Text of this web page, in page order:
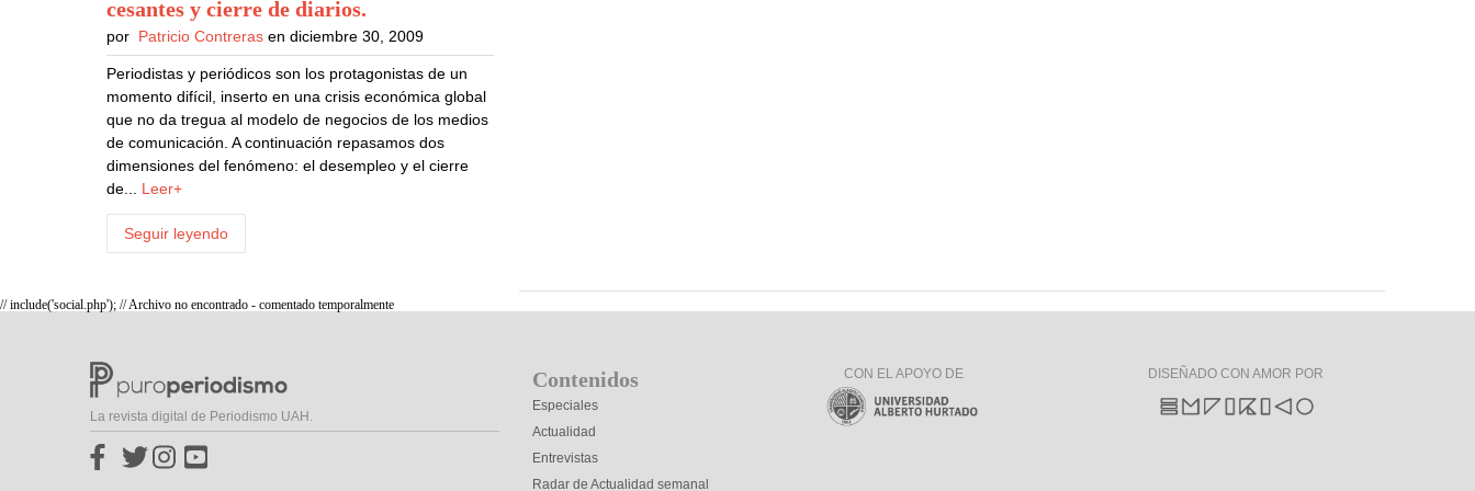
cesantes y cierre de diarios.
por Patricio Contreras en diciembre 30, 2009
Periodistas y periódicos son los protagonistas de un
momento difícil, inserto en una crisis económica global
que no da tregua al modelo de negocios de los medios
de comunicación. A continuación repasamos dos
dimensiones del fenómeno: el desempleo y el cierre
de... Leer+
Seguir leyendo
// include('social.php'); // Archivo no encontrado - comentado temporalmente
La revista digital de Periodismo UAH.
Contenidos
Especiales
Actualidad
Entrevistas
Radar de Actualidad semanal
CON EL APOYO DE DISEÑADO CON AMOR POR